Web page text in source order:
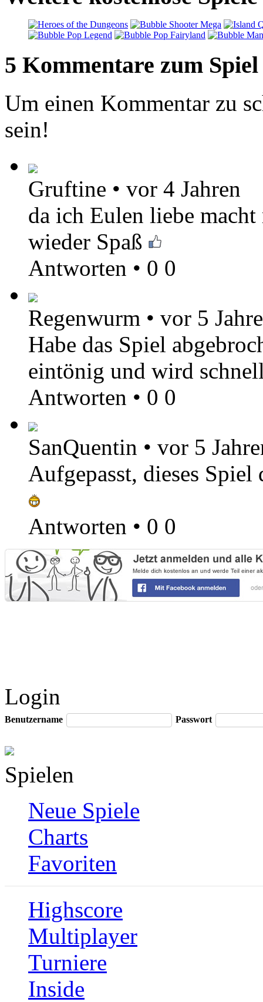
5 Kommentare zum Spiel
Um einen Kommentar zu
sein!
Gruftine • vor 4 Jahren
da ich Eulen liebe
wieder Spaß
Antworten • 0 0
Regenwurm • vor 5
Habe das Spiel
eintönig und wird
Antworten • 0 0
SanQuentin • vor 5
Aufgepasst, dieses
Antworten • 0 0
Login
Benutzername Passwort
Spielen
Neue Spiele
Charts
Favoriten
Highscore
Multiplayer
Turniere
Inside